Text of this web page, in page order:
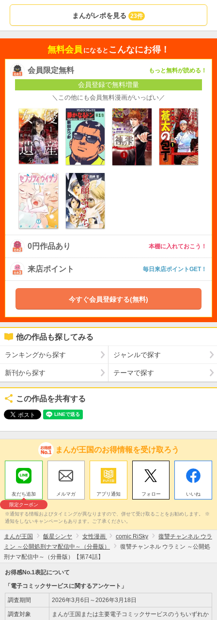
まんがレポを見る 23件
無料会員 になると こんなにお得！
会員限定無料 もっと無料が読める！
会員登録で無料増量
＼この他にも会員無料漫画がいっぱい／
0円作品あり 本棚に入れておこう！
来店ポイント 毎日来店ポイントGET！
今すぐ会員登録する(無料)
他の作品も探してみる
ランキングから探す ジャンルで探す
新刊から探す テーマで探す
この作品を共有する
まんが王国のお得情報を受け取ろう
友だち追加
限定クーポン
メルマガ アプリ通知 フォロー いいね
※通知する情報およびタイミングが異なりますので、併せて受け取ることをお勧めします。 ※
通知をしないキャンペーンもあります。ご了承ください。
まんが王国 飯星シンヤ 女性漫画 comic RiSky
復讐チャンネル ウラ
ミン ～公開処刑ナマ配信中～（分冊版）
復讐チャンネル ウラミン ～公開処
刑ナマ配信中～（分冊版）【第74話】
お得感No.1表記について
「電子コミックサービスに関するアンケート」
調査期間 2026年3月6日～2026年3月18日
調査対象
まんが王国または主要電子コミックサービスのうちいずれか